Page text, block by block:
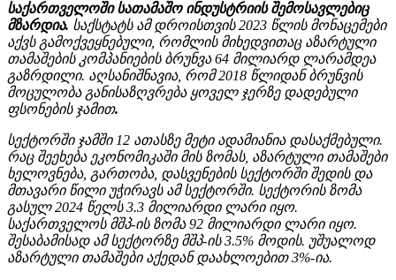
საქართველოში სათამაშო ინდუსტრიის შემოსავლებიც
მზარდია. საქსტატს ამ დროისთვის 2023 წლის მონაცემები
აქვს გამოქვეყნებული, რომლის მიხედვითაც აზარტული
თამაშების კომპანიების ბრუნვა 64 მილიარდ ლარამდეა
გაზრდილი. აღსანიშნავია, რომ 2018 წლიდან ბრუნვის
მოცულობა განისაზღვრება ყოველ ჯერზე დადებული
ფსონების ჯამით.
სექტორში ჯამში 12 ათასზე მეტი ადამიანია დასაქმებული.
რაც შეეხება ეკონომიკაში მის ზომას, აზარტული თამაშები
ხელოვნება, გართობა, დასვენების სექტორში შედის და
მთავარი წილი უჭირავს ამ სექტორში. სექტორის ზომა
გასულ 2024 წელს 3.3 მილიარდი ლარი იყო.
საქართველოს მშპ-ის ზომა 92 მილიარდი ლარი იყო.
შესაბამისად ამ სექტორზე მშპ-ის 3.5% მოდის. უშუალოდ
აზარტული თამაშები აქედან დაახლოებით 3%-ია.